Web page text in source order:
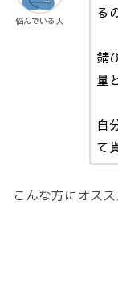
悩んでいる人
る
錆
量
自
て
こんな方にオスス